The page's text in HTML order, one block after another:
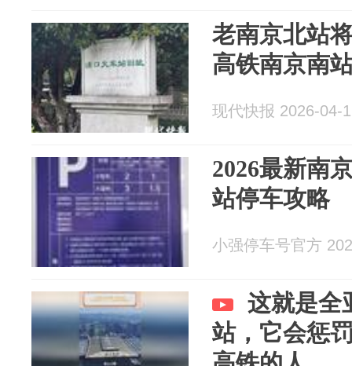
老南京北站
高铁南京南
现代快报 2026-04-
2026最新南
站停车攻略
小强停车号官方
这就是全
站，它会惩